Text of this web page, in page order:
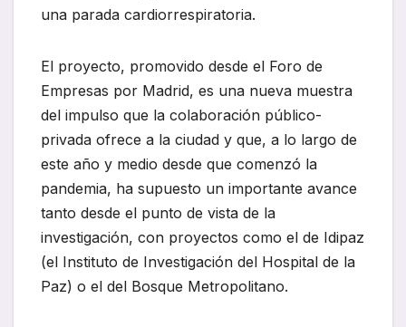
una parada cardiorrespiratoria.
El proyecto, promovido desde el Foro de
Empresas por Madrid, es una nueva muestra
del impulso que la colaboración público-
privada ofrece a la ciudad y que, a lo largo de
este año y medio desde que comenzó la
pandemia, ha supuesto un importante avance
tanto desde el punto de vista de la
investigación, con proyectos como el de Idipaz
(el Instituto de Investigación del Hospital de la
Paz) o el del Bosque Metropolitano.